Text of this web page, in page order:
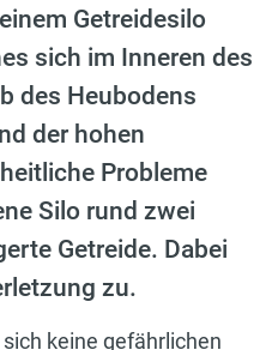
Getreidesilo
sich im Inneren des
des Heubodens
der hohen
Probleme
Silo rund zwei
Getreide. Dabei
zu.
keine gefährlichen